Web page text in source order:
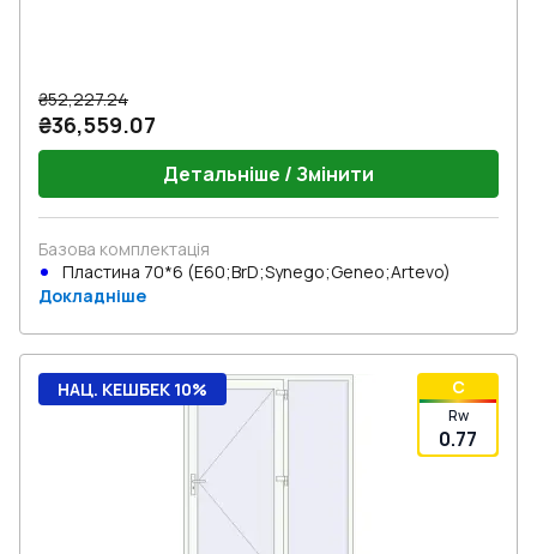
₴52,227.24
₴36,559.07
Детальніше / Змінити
Базова комплектація
Пластина 70*6 (E60;BrD;Synego;Geneo;Artevo)
Докладніше
C
Rw
0.77
НАЦ. КЕШБЕК 10%